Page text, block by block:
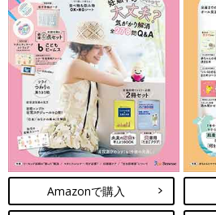
Amazonで購入